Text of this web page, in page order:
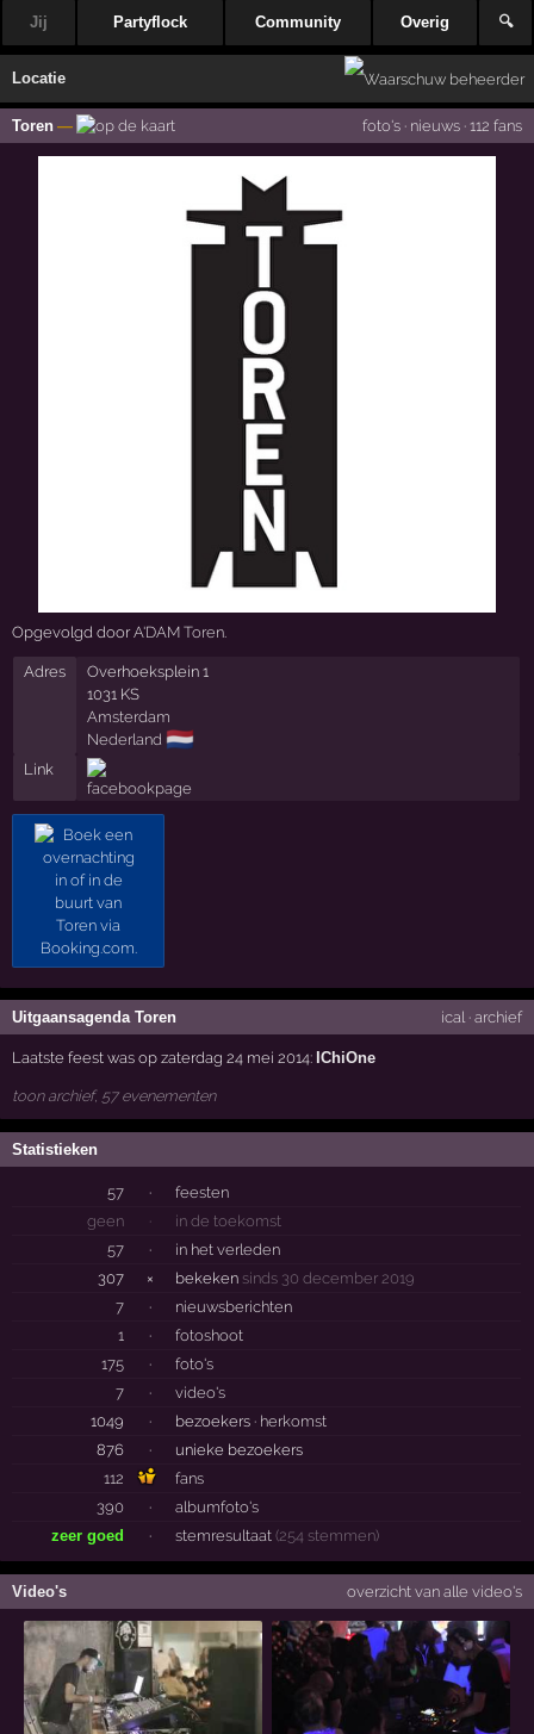
Jij Partyflock Community Overig 🔍
Locatie
Toren — foto's· nieuws· 112 fans
Opgevolgd doorA'DAM Toren
Adres
Overhoeksplein 1
1031 KS
Amsterdam
Nederland 🇳🇱
Link
Uitgaansagenda Toren ical· archief
Laatste feest was op zaterdag 24 mei 2014: IChiOne
toon archief, 57 evenementen
Statistieken
57 ·
feesten
geen
·
in de toekomst
57
·
in het verleden
307
× bekeken sinds 30 december 2019
7
·
nieuwsberichten
1
·
fotoshoot
175
·
foto's
7
·
video's
1049
· bezoekers · herkomst
876
·
unieke bezoekers
112
fans
390
·
albumfoto's
zeer goed
· stemresultaat (254 stemmen)
Video's overzicht van alle video's